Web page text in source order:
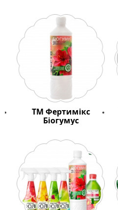
ТМ Фертимікс
Біогумус